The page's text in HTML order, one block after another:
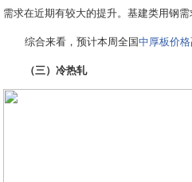
需求在近期有较大的提升。基建类用钢
综合来看，预计本周全国中厚板价格
（三）冷热轧